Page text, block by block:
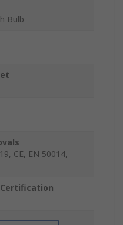
Bulb
CE, EN 50014,